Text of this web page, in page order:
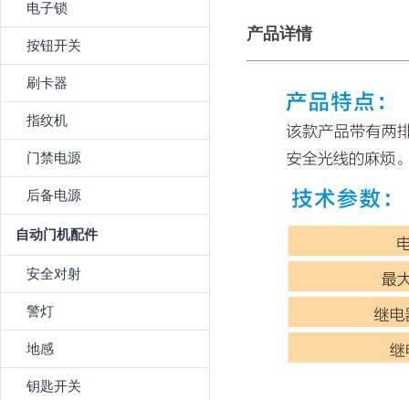
电子锁
按钮开关
刷卡器
指纹机
门禁电源
后备电源
自动门机配件
安全对射
警灯
地感
钥匙开关
产品详情